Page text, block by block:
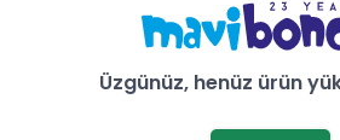
Üzgünüz, henüz ürün